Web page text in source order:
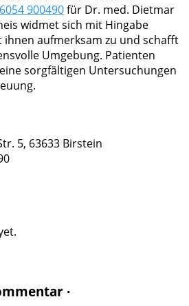
900490für Dr. med. Dietmar
widmet sich mit Hingabe
aufmerksam zu und schafft
Umgebung. Patienten
sorgfältigen Untersuchungen
5, 63633 Birstein
·